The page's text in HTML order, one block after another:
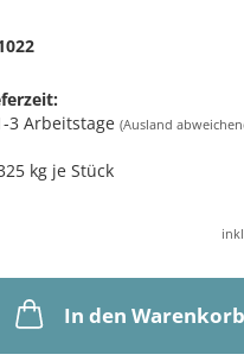
3 Arbeitstage (Ausland
kg je Stück
In den Warenkorb